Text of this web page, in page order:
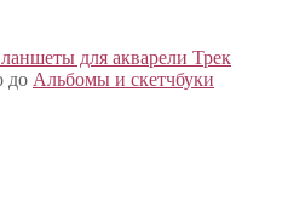
для акварели Трек
до Альбомы и скетчбуки